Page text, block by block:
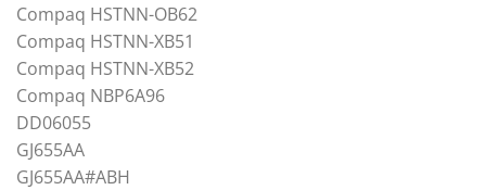
Compaq HSTNN-OB62
Compaq HSTNN-XB51
Compaq HSTNN-XB52
Compaq NBP6A96
DD06055
GJ655AA
GJ655AA#ABH